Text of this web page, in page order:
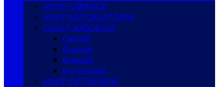
АМИР САҲИФАСИ
АМИР МУРОЖААТЛАРИ
САВОЛ-ЖАВОБЛАР
Сиёсий
Фиқҳий
Фикрий
Иқтисодий
АМИР КИТОБЛАРИ